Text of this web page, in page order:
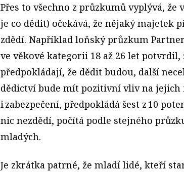
Přes to všechno z průzkumů vyplývá, že
je co dědit) očekává, že nějaký majetek
zdědí. Například loňský průzkum
ve věkové kategorii 18 až 26 let potvrdil,
předpokládají, že dědit budou, další
dědictví bude mít pozitivní vliv na jejich
i zabezpečení, předpokládá šest z 10
nic nezdědí, počítá podle stejného
mladých.
Je zkrátka patrné, že mladí lidé, kteří